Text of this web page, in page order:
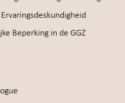
Beperking in de GGZ